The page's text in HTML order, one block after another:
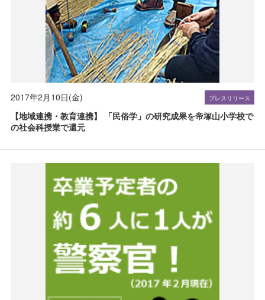
2017年2月10日(金) プレスリリース
【地域連携・教育連携】 「民俗学」の研究成果を帝塚山小学校で
の社会科授業で還元